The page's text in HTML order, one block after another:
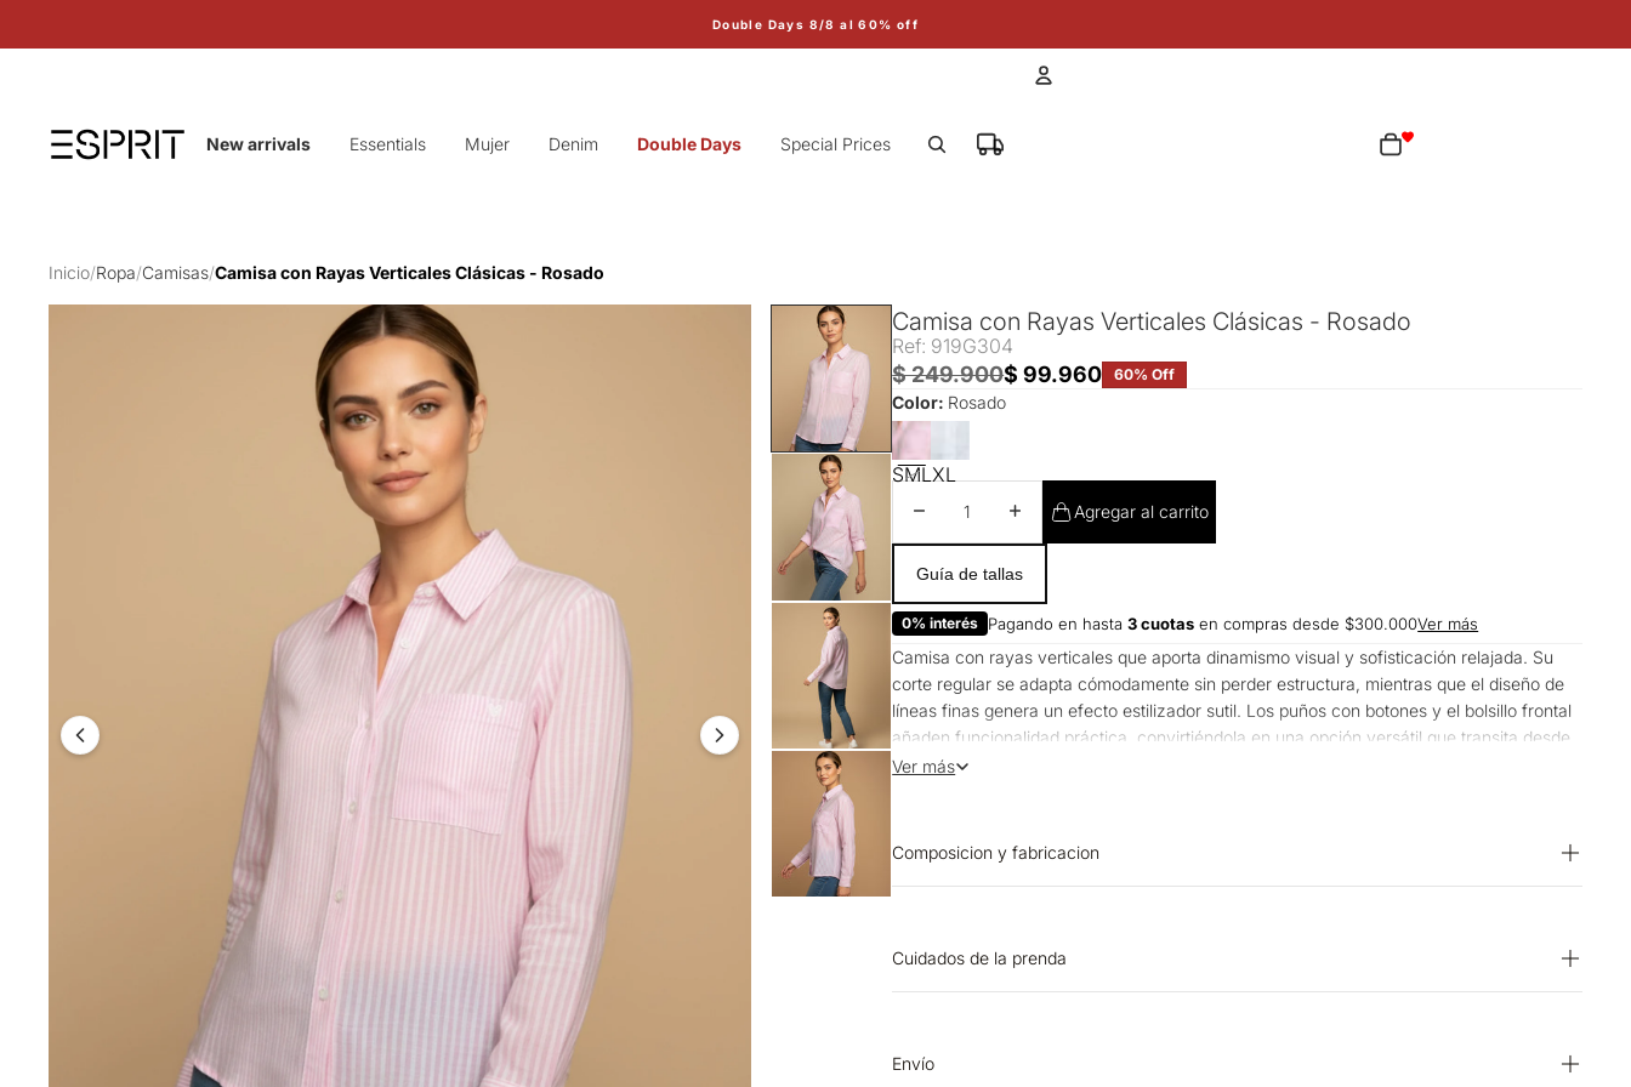
Double Days 8/8 al 60% off
New arrivals Essentials Mujer Denim Double Days Special Prices
Total de artículos en el carrito: 0
Inicio/Ropa/Camisas/Camisa con Rayas Verticales Clásicas - Rosado
Camisa con Rayas Verticales Clásicas - Rosado
Ref: 919G304
$ 249.900$ 99.960 60% Off
Color: Rosado
SMLXL
Disminuir cantidadAumentar cantidad
Agregar al carrito
Guía de tallas
0% interés Pagando en hasta3 cuotas en compras desde $300.000Ver más
Camisa con rayas verticales que aporta dinamismo visual y sofisticación relajada. Su
corte regular se adapta cómodamente sin perder estructura, mientras que el diseño de
líneas finas genera un efecto estilizador sutil. Los puños con botones y el bolsillo frontal
añaden funcionalidad práctica, convirtiéndola en una opción versátil que transita desde
reuniones de trabajo hasta encuentros casuales con naturalidad.
Ver más
Composicion y fabricacion
Cuidados de la prenda
separadamente. PLANCHADO: Planchar a una temperatura máxima de la base de 110
Envío